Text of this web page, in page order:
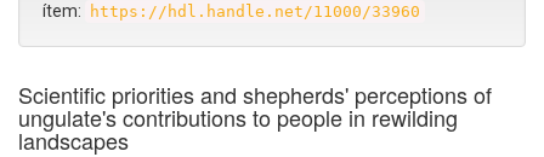
ítem:
https://hdl.handle.net/11000/33960
Scientific priorities and shepherds' perceptions of
ungulate's contributions to people in rewilding
landscapes